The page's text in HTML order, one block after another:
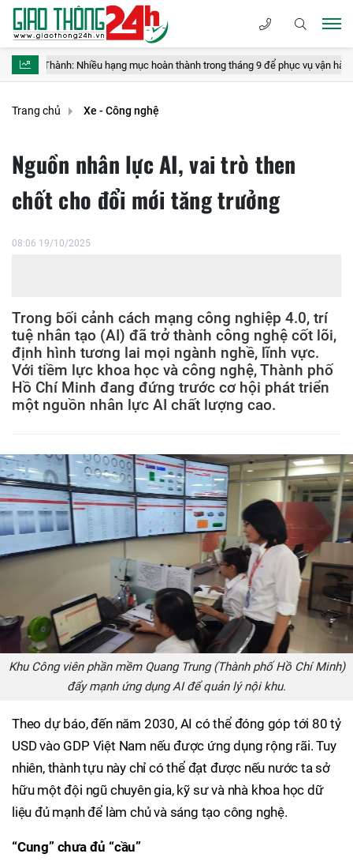
Nhiều hạng mục hoàn thành trong tháng 9 để phục vụ vận hành thử
Trang chủ Xe - Công nghệ
Nguồn nhân lực AI, vai trò then
chốt cho đổi mới tăng trưởng
08:06 19/10/2025
Trong bối cảnh cách mạng công nghiệp 4.0, trí
tuệ nhân tạo (AI) đã trở thành công nghệ cốt lõi,
định hình tương lai mọi ngành nghề, lĩnh vực.
Với tiềm lực khoa học và công nghệ, Thành phố
Hồ Chí Minh đang đứng trước cơ hội phát triển
một nguồn nhân lực AI chất lượng cao.
Khu Công viên phần mềm Quang Trung (Thành phố Hồ Chí Minh)
đẩy mạnh ứng dụng AI để quản lý nội khu.
Theo dự báo, đến năm 2030, AI có thể đóng góp tới 80 tỷ
USD vào GDP Việt Nam nếu được ứng dụng rộng rãi. Tuy
nhiên, thành tựu này chỉ có thể đạt được nếu nước ta sở
hữu một đội ngũ chuyên gia, kỹ sư và nhà khoa học dữ
liệu đủ mạnh để làm chủ và sáng tạo công nghệ.
“Cung” chưa đủ “cầu”